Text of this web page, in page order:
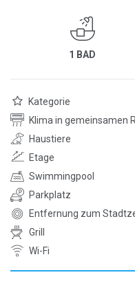
1 BAD
Kategorie
Klima in gemeinsamen
Haustiere
Etage
Swimmingpool
Parkplatz
Entfernung zum
Grill
Wi-Fi